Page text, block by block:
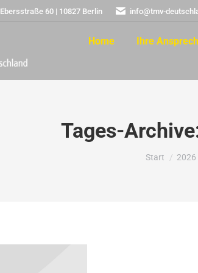
Ebersstraße 60 | 10827 Berlin info@tmv-
Home Ihre
Tages-
Sie
Start 2026